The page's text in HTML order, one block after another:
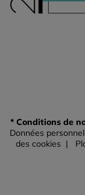
* Conditions de
Données
des cookies